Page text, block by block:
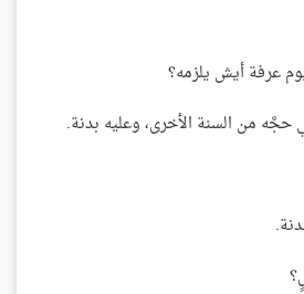
عرفة أيش يلزمه؟
من السنة الأخرى، وعليه بدنة.